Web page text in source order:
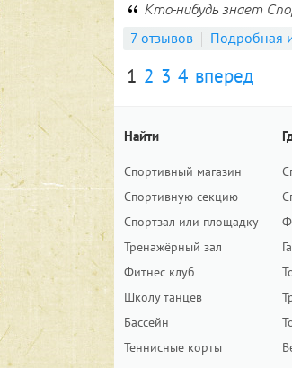
Кто-нибудь знает
7 отзывов Подробная
1 2 3 4 вперед
Найти
Спортивный магазин
Спортивную секцию
Спортзал или площадку
Тренажёрный зал
Фитнес клуб
Школу танцев
Бассейн
Теннисные корты